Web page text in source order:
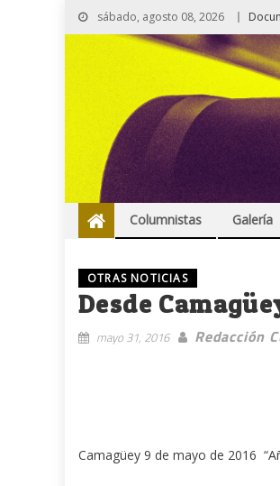
sábado, agosto 08, 2026
Columnistas Galería
OTRAS NOTICIAS
Desde
mayo 31, 2016 Redacción
Camagüey 9 de mayo de 2016